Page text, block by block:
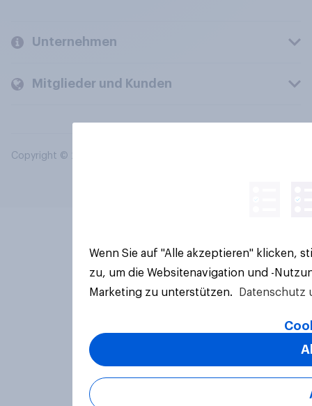
Unternehmen
Mitglieder und Kunden
Copyright © 2026 YouGov PLC. Alle Rechte vorbehalten.
Wenn Sie auf "Alle akzeptieren" klicken,
zu, um die Websitenavigation und -
Marketing zu unterstützen.
Datenschutz